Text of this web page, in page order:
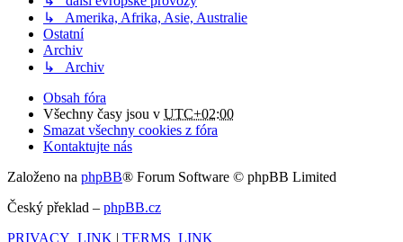
↳ Amerika, Afrika, Asie, Australie
Ostatní
Archiv
↳ Archiv
Obsah fóra
Všechny časy jsou v UTC+02:00
Smazat všechny cookies z fóra
Kontaktujte nás
Založeno na phpBB® Forum Software © phpBB Limited
Český překlad – phpBB.cz
PRIVACY_LINK | TERMS_LINK